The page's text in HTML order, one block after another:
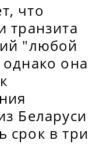
что
транзита
"любой
она
Беларуси
срок в три